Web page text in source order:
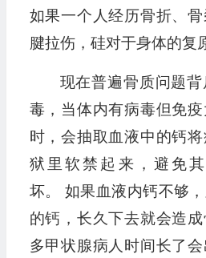
如果一个人经历骨折、
腱拉伤，硅对于身体的复
现在普遍骨质问题
毒，当体内有病毒但免
时，会抽取血液中的钙
狱里软禁起来，避免
坏。 如果血液内钙不够
的钙，长久下去就会造
多甲状腺病人时间长了